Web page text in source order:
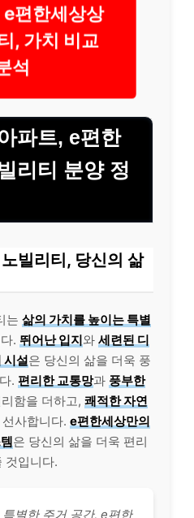
편한세상상
, 가치 비교
석
파트, e편한
리티 분양 정
빌리티, 당신의 삶
는 삶의 가치를 높이는 특별
. 뛰어난 입지와 세련된 디
시설은 당신의 삶을 더욱 풍
. 편리한 교통망과 풍부한
함을 더하고, 쾌적한 자연
사합니다. e편한세상만의
은 당신의 삶을 더욱 편리
것입니다.
별한 주거 공간, e편한